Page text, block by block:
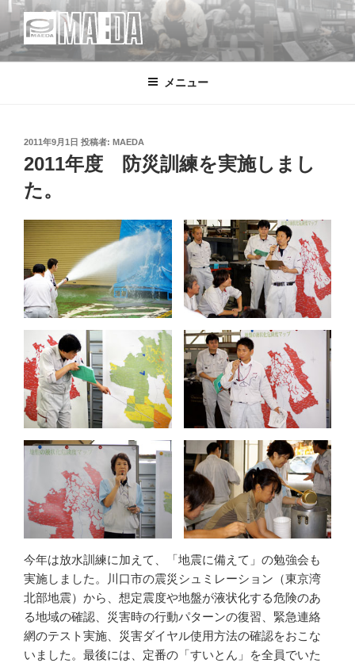
テ
ン
MAEDA
株式会社マエダ 鋼製建具・装飾金物製品・強化ガラス製品・装飾アク
リル製品・サイン の 設計・デザイン・製作・施工
メニュー
投
稿
日:
2011年9月1日 投稿者: MAEDA
2011年度 防災訓練を実施しまし
た。
今年は放水訓練に加えて、「地震に備えて」の勉強会も
実施しました。川口市の震災シュミレーション（東京湾
北部地震）から、想定震度や地盤が液状化する危険のあ
る地域の確認、災害時の行動パターンの復習、緊急連絡
網のテスト実施、災害ダイヤル使用方法の確認をおこな
いました。最後には、定番の「すいとん」を全員でいた